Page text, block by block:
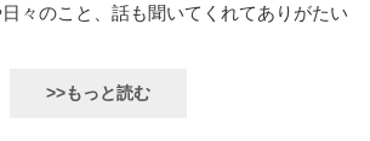
々のこと、話も聞いてくれてありがたい
>>もっと読む